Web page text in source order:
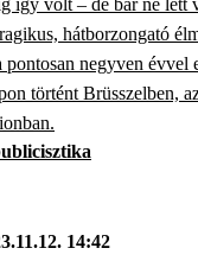
hátborzongató
pontosan negyven évvel
történt Brüsszelben,
14:42